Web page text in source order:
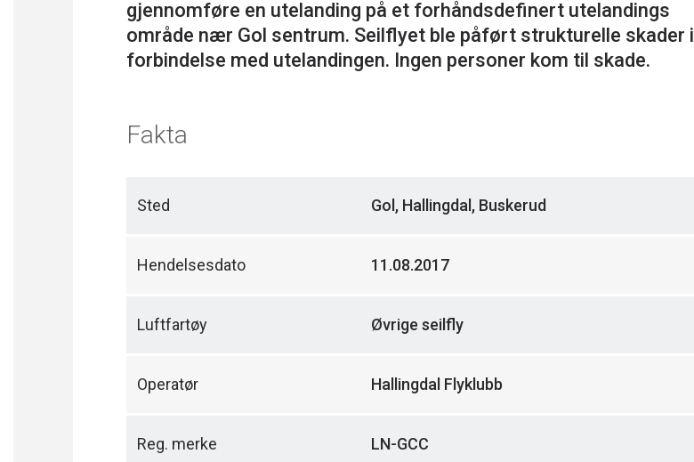
gjennomføre en utelanding på et forhåndsdefinert utelandings
område nær Gol sentrum. Seilflyet ble påført strukturelle skader i
Fakta
Sted Gol, Hallingdal, Buskerud
Hendelsesdato 11.08.2017
Luftfartøy Øvrige seilfly
Operatør Hallingdal Flyklubb
Reg. merke LN-GCC